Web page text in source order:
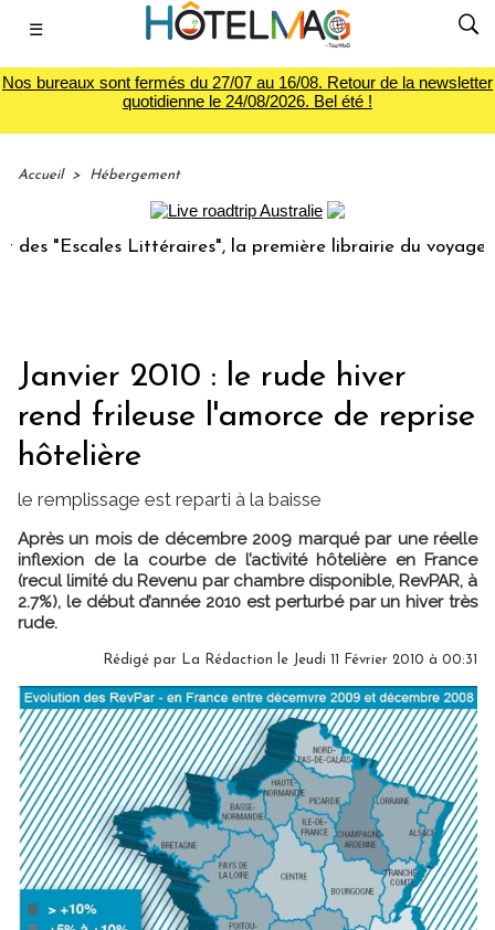
☰
Nos bureaux sont fermés du 27/07 au 16/08. Retour de la newsletter
quotidienne le 24/08/2026. Bel été !
Accueil > Hébergement
Littéraires", la première librairie du voyage
Janvier 2010 : le rude hiver
rend frileuse l'amorce de reprise
hôtelière
le remplissage est reparti à la baisse
Après un mois de décembre 2009 marqué par une réelle
inflexion de la courbe de l’activité hôtelière en France
(recul limité du Revenu par chambre disponible, RevPAR, à
2.7%), le début d’année 2010 est perturbé par un hiver très
rude.
Rédigé par La Rédaction le Jeudi 11 Février 2010 à 00:31